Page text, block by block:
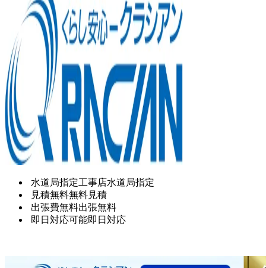
水道局指定工事店水道局指定
見積無料無料見積
出張費無料出張無料
即日対応可能即日対応